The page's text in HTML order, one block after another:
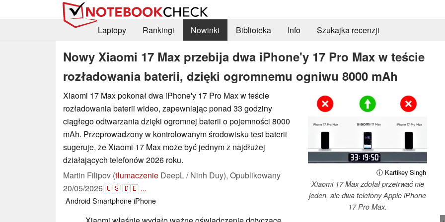
Laptopy Rankingi Nowinki Biblioteka Info Szukajka recenzji
Nowy Xiaomi 17 Max przebija dwa iPhone'y 17 Pro Max w teście
rozładowania baterii, dzięki ogromnemu ogniwu 8000 mAh
ⓘ Kartikey Singh
Xiaomi 17 Max zdołał przetrwać nie
jeden, ale dwa telefony Apple iPhone
17 Pro Max.
Xiaomi 17 Max pokonał dwa iPhone'y 17 Pro Max w teście
rozładowania baterii wideo, zapewniając ponad 33 godziny
ciągłego odtwarzania dzięki ogromnej baterii o pojemności 8000
mAh. Przeprowadzony w kontrolowanym środowisku test baterii
sugeruje, że Xiaomi 17 Max może być jednym z najdłużej
działających telefonów 2026 roku.
Martin Filipov (tłumaczenie DeepL / Ninh Duy), Opublikowany
20/05/2026🇺🇸🇩🇪 ...
AndroidSmartphoneiPhone